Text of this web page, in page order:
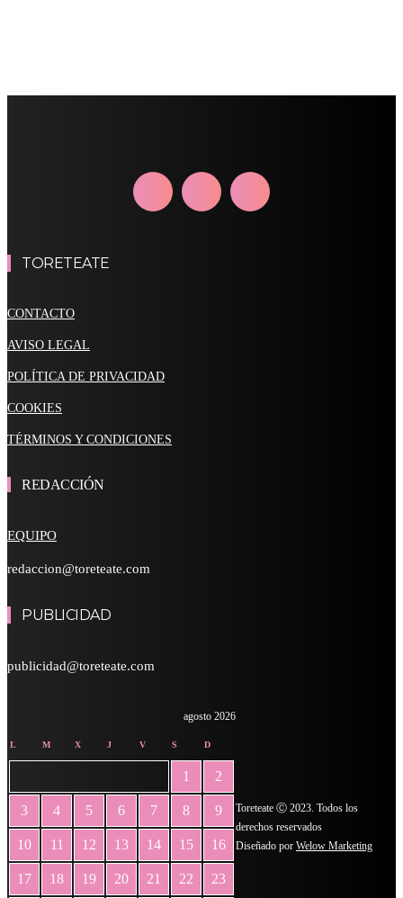
TORETEATE
CONTACTO
AVISO LEGAL
POLÍTICA DE PRIVACIDAD
COOKIES
TÉRMINOS Y CONDICIONES
REDACCIÓN
EQUIPO
redaccion@toreteate.com
PUBLICIDAD
publicidad@toreteate.com
agosto 2026
L M X J V S D
1 2
3 4 5 6 7 8 9
10 11 12 13 14 15 16
17 18 19 20 21 22 23
Toreteate Ⓒ 2023. Todos los
derechos reservados
Diseñado por Welow Marketing